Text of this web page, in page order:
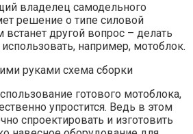
владелец самодельного
решение о типе силовой
встанет другой вопрос – делать
например, мотоблок.
готового мотоблока,
упростится. Ведь в этом
спроектировать и изготовить